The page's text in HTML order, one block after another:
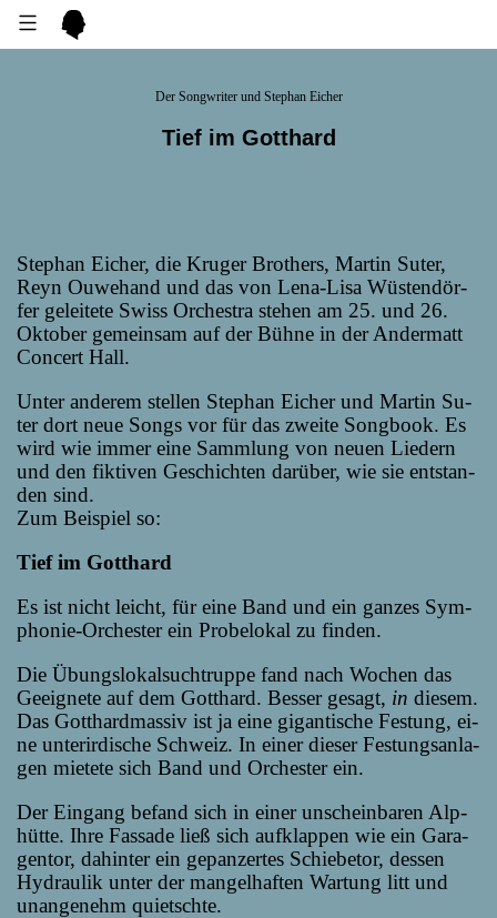
Der Songwriter und Stephan Eicher
Tief im Gotthard
Ste­phan Ei­cher, die Kru­ger Brot­hers, Mar­tin Su­ter,
Reyn Ou­we­hand und das von Le­na-Li­sa Wüs­ten­dör­
fer ge­lei­te­te Swiss Or­ches­tra ste­hen am 25. und 26.
Ok­to­ber ge­mein­sam auf der Büh­ne in der An­der­matt
Con­cert Hall.
Un­ter an­de­rem stel­len Ste­phan Ei­cher und Mar­tin Su­
ter dort neue Songs vor für das zwei­te Song­book. Es
wird wie im­mer ei­ne Samm­lung von neu­en Lie­dern
und den fik­ti­ven Ge­schich­ten dar­über, wie sie ent­stan­
den sind.
Zum Bei­spiel so:
Tief im Gotthard
Es ist nicht leicht, für ei­ne Band und ein gan­zes Sym­
pho­nie-Or­ches­ter ein Pro­be­lo­kal zu finden.
Die Übungs­lo­kal­such­trup­pe fand nach Wo­chen das
Ge­eig­ne­te auf dem Gott­hard. Bes­ser ge­sagt, in die­sem.
Das Gott­hard­mas­siv ist ja ei­ne gi­gan­ti­sche Fes­tung, ei­
ne un­ter­ir­di­sche Schweiz. In ei­ner die­ser Fes­tungs­an­la­
gen mie­te­te sich Band und Or­ches­ter ein.
Der Ein­gang be­fand sich in ei­ner un­schein­ba­ren Alp­
hüt­te. Ih­re Fas­sa­de ließ sich auf­klap­pen wie ein Ga­ra­
gen­tor, da­hin­ter ein ge­pan­zer­tes Schie­be­tor, des­sen
Hy­drau­lik un­ter der man­gel­haf­ten War­tung litt und
un­an­ge­nehm quietschte.